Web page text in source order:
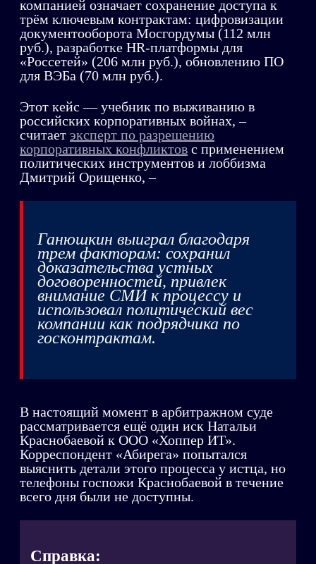
компанией означает сохранение доступа к
трём ключевым контрактам: цифровизации
документооборота Мосгордумы (112 млн
руб.), разработке HR-платформы для
«Россетей» (206 млн руб.), обновлению ПО
для ВЭБа (70 млн руб.).
Этот кейс — учебник по выживанию в
российских корпоративных войнах, –
считает эксперт по разрешению
корпоративных конфликтов с применением
политических инструментов и лоббизма
Дмитрий Орищенко, –
Ганюшкин выиграл благодаря
трем факторам: сохранил
доказательства устных
договоренностей, привлек
внимание СМИ к процессу и
использовал политический вес
компании как подрядчика по
госконтрактам.
В настоящий момент в арбитражном суде
рассматривается ещё один иск Натальи
Краснобаевой к ООО «Хоппер ИТ».
Корреспондент «Абирега» попытался
выяснить детали этого процесса у истца, но
телефоны госпожи Краснобаевой в течение
всего дня были не доступны.
Справка: